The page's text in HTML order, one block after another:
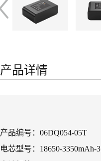
产品详情
产品编号：06DQ054-05T
电芯型号：18650-3350mAh-